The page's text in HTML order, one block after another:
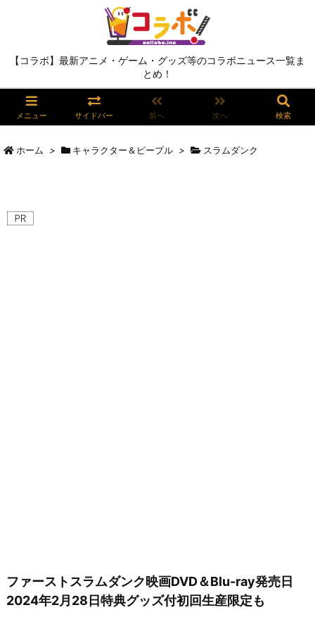
【コラボ】最新アニメ・ゲーム・グッズ等のコラボニュース一覧ま
とめ！
メニュー サイドバー 前へ 次へ 検索
ホーム > キャラクター＆ピープル > スラムダンク
ファーストスラムダンク映画DVD＆Blu-ray発売日
2024年2月28日特典グッズ付初回生産限定も